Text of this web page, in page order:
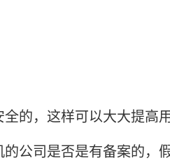
的，这样可以大大提高
公司是否是有备案的，